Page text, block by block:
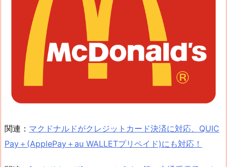
関連： マクドナルドがクレジットカード決済に対応、QUIC
Pay＋(ApplePay＋au WALLETプリペイド)にも対応！